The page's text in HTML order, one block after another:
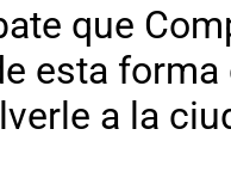
que
esta
a la